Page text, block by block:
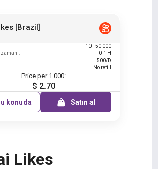
[Brazil]
10 - 50 000
0-1 H
500/D
No refill
Price per 1 000:
$ 2.70
konuda Satın al
Likes